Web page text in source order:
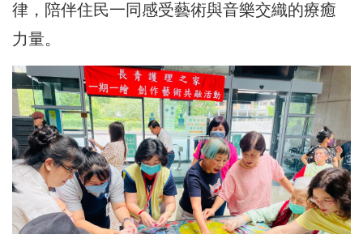
律，陪伴住民一同感受藝術與音樂交織的療癒
力量。